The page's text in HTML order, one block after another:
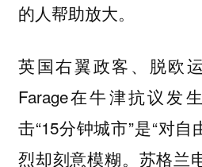
的人帮助放大。
英国右翼政客、脱欧
Farage在牛津抗议发
击“15分钟城市”是“对
烈却刻意模糊。苏格兰